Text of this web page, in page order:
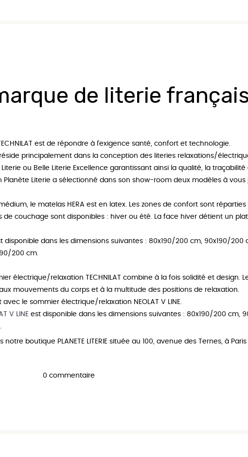
de literie
TECHNILAT
est de répondre à l’exigence santé, confort et technologie.
réside principalement dans la conception des literies relaxations/
Literie ou Belle Literie Excellence garantissant ainsi la qualité, la
Planète Literie a sélectionné dans son show-room deux modèles à vous
le matelas HERA est en latex. Les zones de confort sont
de couchage sont disponibles : hiver ou été. La face hiver détient un
disponible dans les dimensions suivantes : 80x190/200 cm, 90x190/200
200 cm.
électrique/relaxation TECHNILAT combine à la fois solidité et design.
mouvements du corps et à la multitude des positions de relaxation.
avec le sommier électrique/relaxation NEOLAT V LINE.
V LINE est disponible dans les dimensions suivantes : 80x190/200 cm,
.
notre boutique PLANETE LITERIE située au 100, avenue des Ternes, à Paris
0 commentaire